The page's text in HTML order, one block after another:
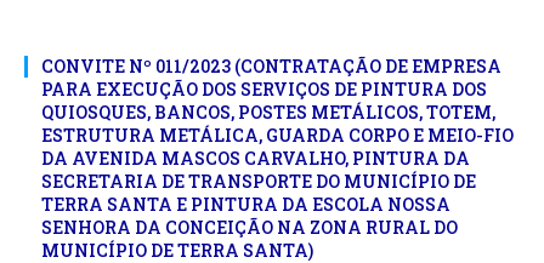
CONVITE Nº 011/2023 (CONTRATAÇÃO DE EMPRESA
PARA EXECUÇÃO DOS SERVIÇOS DE PINTURA DOS
QUIOSQUES, BANCOS, POSTES METÁLICOS, TOTEM,
ESTRUTURA METÁLICA, GUARDA CORPO E MEIO-FIO
DA AVENIDA MASCOS CARVALHO, PINTURA DA
SECRETARIA DE TRANSPORTE DO MUNICÍPIO DE
TERRA SANTA E PINTURA DA ESCOLA NOSSA
SENHORA DA CONCEIÇÃO NA ZONA RURAL DO
MUNICÍPIO DE TERRA SANTA)